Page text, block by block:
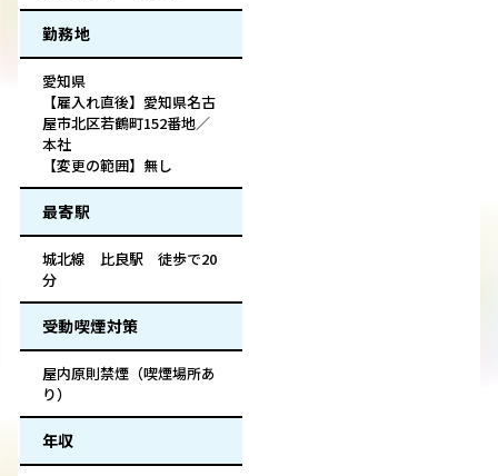
勤務地
愛知県
【雇入れ直後】愛知県名古
屋市北区若鶴町152番地／
本社
【変更の範囲】無し
最寄駅
城北線 比良駅 徒歩で20
分
受動喫煙対策
屋内原則禁煙（喫煙場所あ
り）
年収